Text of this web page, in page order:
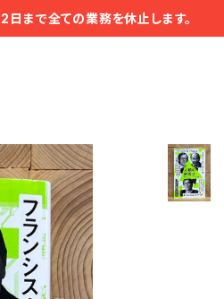
まで全ての業務を休止します。